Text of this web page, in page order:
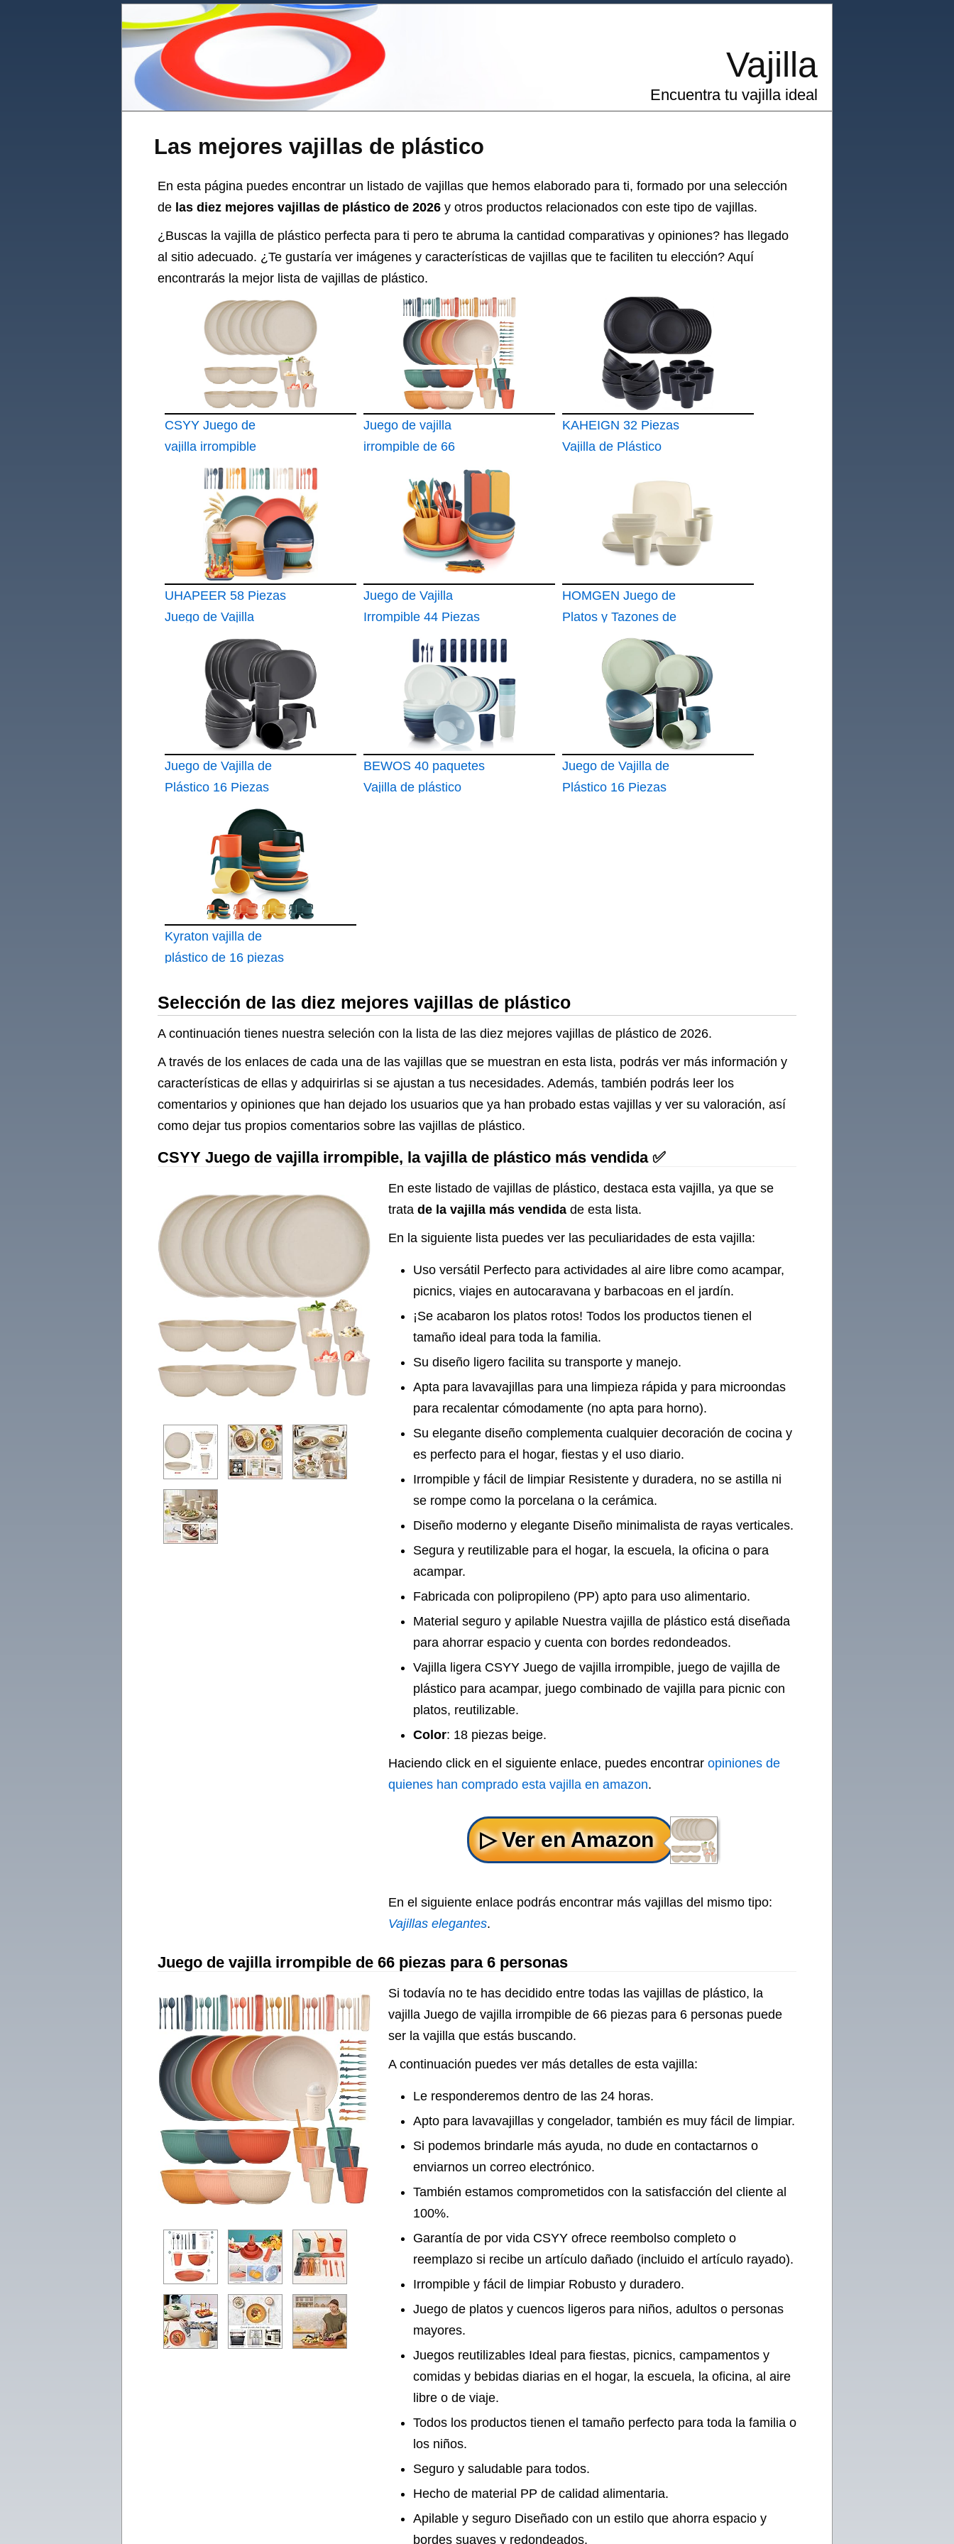
Las mejores vajillas de plástico
Vajilla
Encuentra tu vajilla ideal
En esta página puedes encontrar un listado de vajillas que hemos elaborado para ti, formado por una selección
de las diez mejores vajillas de plástico de 2026 y otros productos relacionados con este tipo de vajillas.
¿Buscas la vajilla de plástico perfecta para ti pero te abruma la cantidad comparativas y opiniones? has llegado
al sitio adecuado. ¿Te gustaría ver imágenes y características de vajillas que te faciliten tu elección? Aquí
encontrarás la mejor lista de vajillas de plástico.
CSYY Juego de
vajilla irrompible
Juego de vajilla
irrompible de 66
personas
KAHEIGN 32 Piezas
Vajilla de Plástico
UHAPEER 58 Piezas
Juego de Vajilla
Juego de Vajilla
Irrompible 44 Piezas
Platos y Cuencos
Reutilizables para 4
Personas Set
Completo de Vajilla
para Picnic
HOMGEN Juego de
Platos y Tazones de
Plástico de 12
Piezas- Juego de
Vajilla Irrompible para
Camping 4 Personas
Platos de Cocina
Reutilizables
Juego de Vajilla de
Plástico 16 Piezas
BEWOS 40 paquetes
Vajilla de plástico
Juego de Vajilla de
Plástico 16 Piezas
Kyraton vajilla de
plástico de 16 piezas
Selección de las diez mejores vajillas de plástico
A continuación tienes nuestra seleción con la lista de las diez mejores vajillas de plástico de 2026.
A través de los enlaces de cada una de las vajillas que se muestran en esta lista, podrás ver más información y
características de ellas y adquirirlas si se ajustan a tus necesidades. Además, también podrás leer los
comentarios y opiniones que han dejado los usuarios que ya han probado estas vajillas y ver su valoración, así
como dejar tus propios comentarios sobre las vajillas de plástico.
CSYY Juego de vajilla irrompible, la vajilla de plástico más vendida ✅
En este listado de vajillas de plástico, destaca esta vajilla, ya que se
trata de la vajilla más vendida de esta lista.
En la siguiente lista puedes ver las peculiaridades de esta vajilla:
Uso versátil Perfecto para actividades al aire libre como acampar,
picnics, viajes en autocaravana y barbacoas en el jardín.
¡Se acabaron los platos rotos! Todos los productos tienen el
tamaño ideal para toda la familia.
Su diseño ligero facilita su transporte y manejo.
Apta para lavavajillas para una limpieza rápida y para microondas
para recalentar cómodamente (no apta para horno).
Su elegante diseño complementa cualquier decoración de cocina y
es perfecto para el hogar, fiestas y el uso diario.
Irrompible y fácil de limpiar Resistente y duradera, no se astilla ni
se rompe como la porcelana o la cerámica.
Diseño moderno y elegante Diseño minimalista de rayas verticales.
Segura y reutilizable para el hogar, la escuela, la oficina o para
acampar.
Fabricada con polipropileno (PP) apto para uso alimentario.
Material seguro y apilable Nuestra vajilla de plástico está diseñada
para ahorrar espacio y cuenta con bordes redondeados.
Vajilla ligera CSYY Juego de vajilla irrompible, juego de vajilla de
plástico para acampar, juego combinado de vajilla para picnic con
platos, reutilizable.
Color: 18 piezas beige.
Haciendo click en el siguiente enlace, puedes encontrar opiniones de
quienes han comprado esta vajilla en amazon.
En el siguiente enlace podrás encontrar más vajillas del mismo tipo:
Vajillas elegantes.
Juego de vajilla irrompible de 66 piezas para 6 personas
Si todavía no te has decidido entre todas las vajillas de plástico, la
vajilla Juego de vajilla irrompible de 66 piezas para 6 personas puede
ser la vajilla que estás buscando.
A continuación puedes ver más detalles de esta vajilla:
Le responderemos dentro de las 24 horas.
Apto para lavavajillas y congelador, también es muy fácil de limpiar.
Si podemos brindarle más ayuda, no dude en contactarnos o
enviarnos un correo electrónico.
También estamos comprometidos con la satisfacción del cliente al
100%.
Garantía de por vida CSYY ofrece reembolso completo o
reemplazo si recibe un artículo dañado (incluido el artículo rayado).
Irrompible y fácil de limpiar Robusto y duradero.
Juego de platos y cuencos ligeros para niños, adultos o personas
mayores.
Juegos reutilizables Ideal para fiestas, picnics, campamentos y
comidas y bebidas diarias en el hogar, la escuela, la oficina, al aire
libre o de viaje.
Todos los productos tienen el tamaño perfecto para toda la familia o
los niños.
Seguro y saludable para todos.
Hecho de material PP de calidad alimentaria.
Apilable y seguro Diseñado con un estilo que ahorra espacio y
bordes suaves y redondeados.